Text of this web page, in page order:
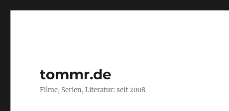
tommr.de
Filme, Serien, Literatur: seit 2008